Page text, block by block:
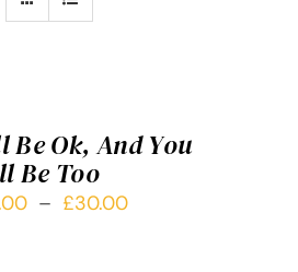
Be Ok, And You
Be Too
– £30.00Plage